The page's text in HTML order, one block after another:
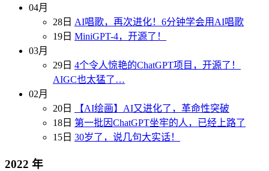
04月
28日 AI唱歌，再次进化！6分钟学会用AI唱歌
19日 MiniGPT-4，开源了！
03月
29日 4个令人惊艳的ChatGPT项目，开源了！
AIGC也太猛了…
02月
20日
【AI绘画】AI又进化了，革命性突破
18日 第一批因ChatGPT坐牢的人，已经上路了
15日 30岁了，说几句大实话！
2022 年